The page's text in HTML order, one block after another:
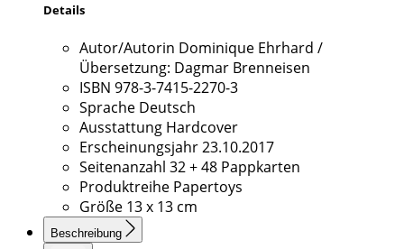
Details
Autor/Autorin Dominique Ehrhard /
Übersetzung: Dagmar Brenneisen
ISBN 978-3-7415-2270-3
Sprache Deutsch
Ausstattung Hardcover
Erscheinungsjahr23.10.2017
Seitenanzahl 32 + 48 Pappkarten
Produktreihe Papertoys
Größe 13 x 13 cm
Beschreibung